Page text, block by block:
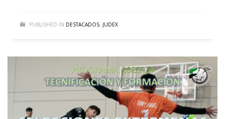
PUBLISHED IN DESTACADOS, JUDEX